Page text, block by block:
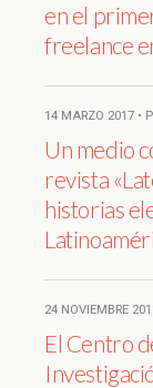
en el
freelance
14 MARZO 2017 •
Un medio
revista
historias
24 NOVIEMBRE
El Centro